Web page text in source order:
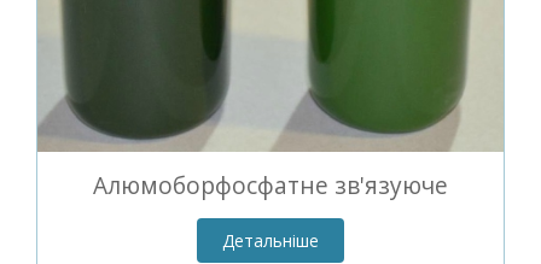
Алюмоборфосфатне зв'язуюче
Детальніше